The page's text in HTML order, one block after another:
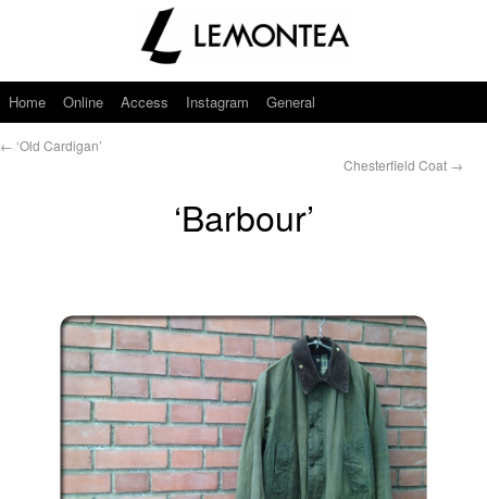
Home Online Access Instagram General
← ‘Old Cardigan’
Chesterfield Coat →
‘Barbour’